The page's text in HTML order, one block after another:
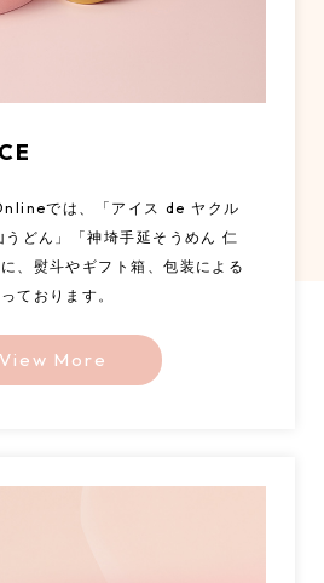
では、「アイス de ヤクル
うどん」「神埼手延そうめん 仁
、熨斗やギフト箱、包装による
ております。
View More